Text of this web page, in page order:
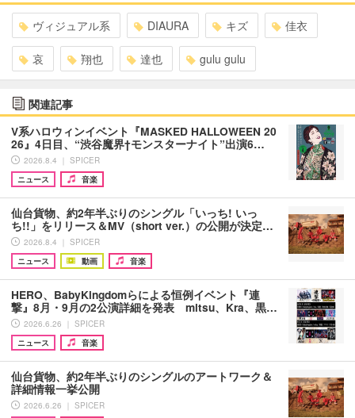
ヴィジュアル系 DIAURA キズ 佳衣
哀 翔也 達也 gulu gulu
関連記事
V系ハロウィンイベント『MASKED HALLOWEEN 20
26』4日目、“渋谷魔界†モンスターナイト”出演6…
2026.8.4 ｜ SPICER
ニュース
音楽
仙台貨物、約2年半ぶりのシングル「いっち! いっ
ち!!」をリリース＆MV（short ver.）の公開が決定…
2026.8.4 ｜ SPICER
ニュース
動画 音楽
HERO、BabyKingdomらによる恒例イベント『連
撃』8月・9月の2公演詳細を発表 mitsu、Kra、黒…
2026.6.26 ｜ SPICER
ニュース
音楽
仙台貨物、約2年半ぶりのシングルのアートワーク＆
詳細情報一挙公開
2026.6.26 ｜ SPICER